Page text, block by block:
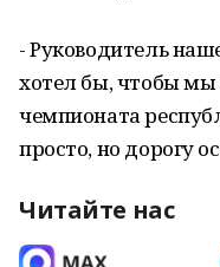
- Руководитель
хотел бы, чтобы мы
чемпионата
просто, но дорогу
Читайте нас